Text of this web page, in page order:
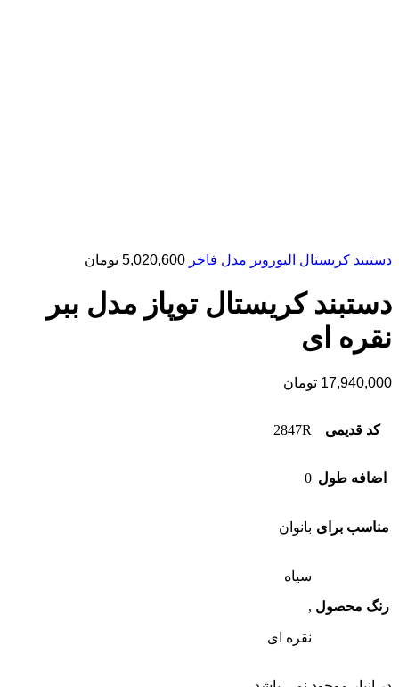
دستبند کریستال الیوروبر مدل فاخر 5,020,600 تومان
دستبند کریستال توپاز مدل ببر
نقره ای
17,940,000 تومان
کد قدیمی 2847R
اضافه طول 0
مناسب برای بانوان
رنگ محصول
سیاه
,
نقره ای